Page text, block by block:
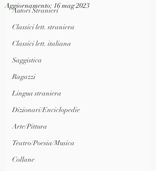
Autori Stranieri
Classici lett. straniera
Classici lett. italiana
Saggistica
Ragazzi
Lingua straniera
Dizionari/Enciclopedie
Arte/Pittura
Teatro/Poesia/Musica
Collane
Aggiornamento: 16 mag 2023